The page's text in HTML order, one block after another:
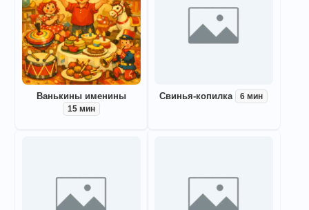
Ванькины именины
15 мин
Свинья-копилка 6 мин